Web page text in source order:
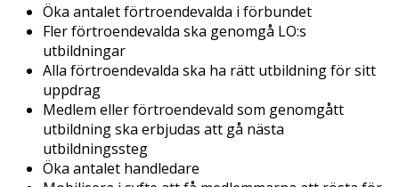
Öka antalet förtroendevalda i förbundet​
Fler förtroendevalda ska genomgå LO:s
utbildningar​
Alla förtroendevalda ska ha rätt utbildning för sitt
uppdrag ​
Medlem eller förtroendevald som genomgått
utbildning ska erbjudas att gå nästa
utbildningssteg​
Öka antalet handledare​